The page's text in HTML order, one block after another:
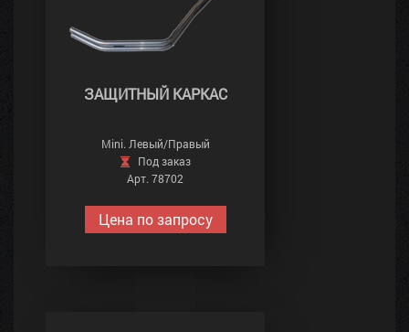
ЗАЩИТНЫЙ КАРКАС
Mini. Левый/Правый
Под заказ
Арт. 78702
Цена по запросу